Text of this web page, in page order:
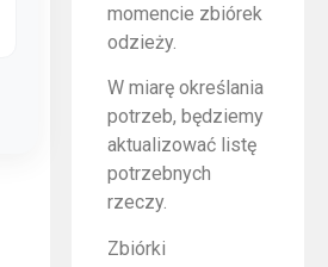
momencie zbiórek
odzieży.
W miarę określania
potrzeb, będziemy
aktualizować listę
potrzebnych
rzeczy.
Zbiórki